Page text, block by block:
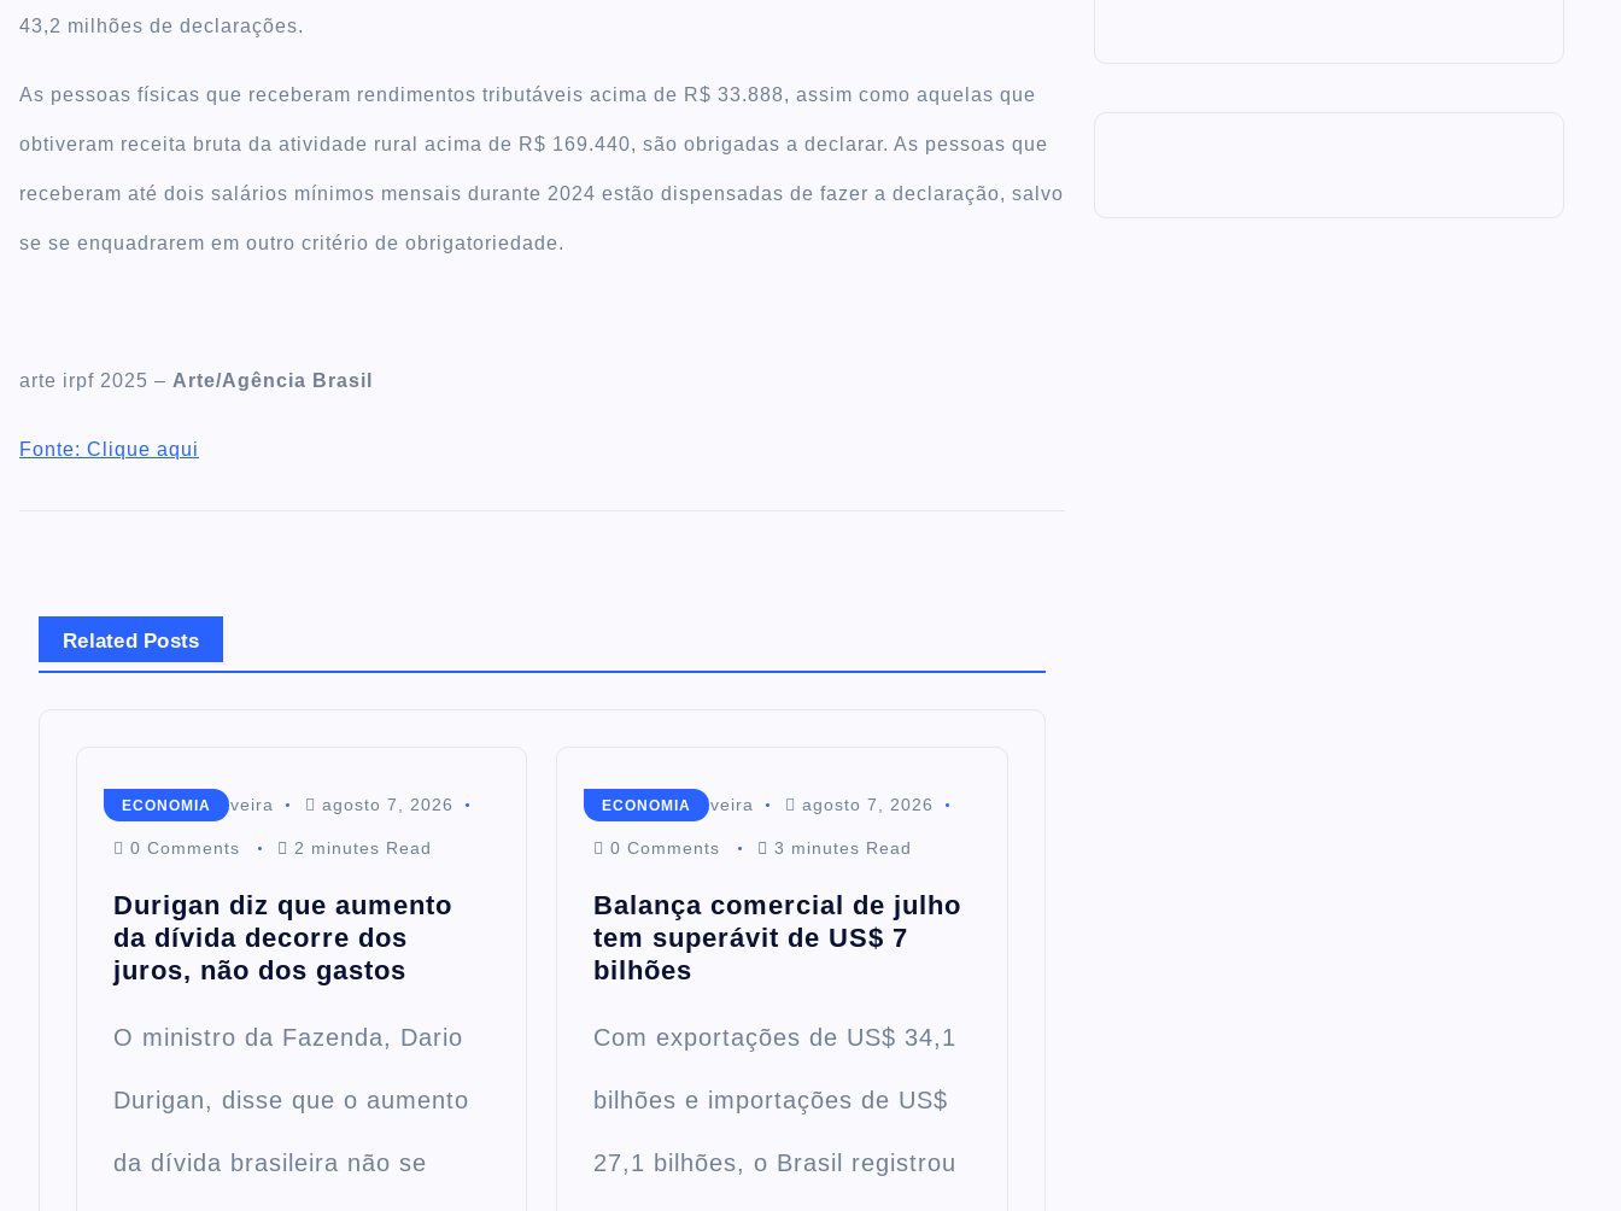
43,2 milhões de declarações.
As pessoas físicas que receberam rendimentos tributáveis acima de R$ 33.888, assim como aquelas que
obtiveram receita bruta da atividade rural acima de R$ 169.440, são obrigadas a declarar. As pessoas que
receberam até dois salários mínimos mensais durante 2024 estão dispensadas de fazer a declaração, salvo
se se enquadrarem em outro critério de obrigatoriedade.
arte irpf 2025 – Arte/Agência Brasil
Fonte: Clique aqui
Related Posts
ECONOMIA
Mairim de Oliveira agosto 7, 2026
0 Comments 2 minutes Read
Durigan diz que aumento
da dívida decorre dos
juros, não dos gastos
O ministro da Fazenda, Dario
Durigan, disse que o aumento
da dívida brasileira não se
ECONOMIA
Mairim de Oliveira agosto 7, 2026
0 Comments 3 minutes Read
Balança comercial de julho
tem superávit de US$ 7
bilhões
Com exportações de US$ 34,1
bilhões e importações de US$
27,1 bilhões, o Brasil registrou